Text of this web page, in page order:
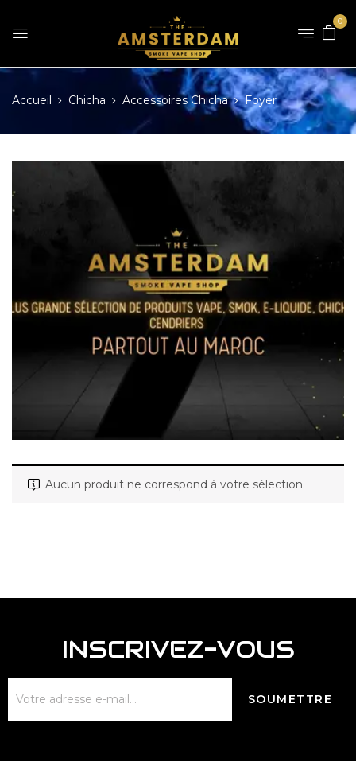
0
Accueil Chicha Accessoires Chicha Foyer
Aucun produit ne correspond à votre sélection.
INSCRIVEZ-VOUS